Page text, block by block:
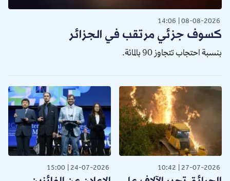
08-08-2026
14:06
كسوف جزئي مرتقب في الجزائر
بنسبة احتجاب تتجاوز 90 بالمائة.
27-07-2026
10:42
24-07-2026
15:00